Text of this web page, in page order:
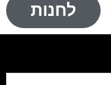
לחנות